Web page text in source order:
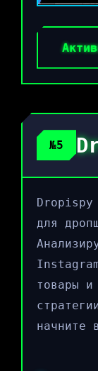
№5
Dropispy
для
товары и
начните